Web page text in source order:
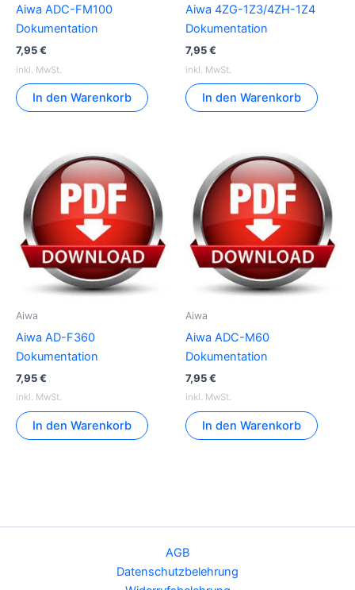
Aiwa ADC-FM100
Dokumentation
7,95€
inkl. MwSt.
In den Warenkorb
Aiwa 4ZG-1Z3/4ZH-1Z4
Dokumentation
7,95€
inkl. MwSt.
In den Warenkorb
Aiwa
Aiwa AD-F360
Dokumentation
7,95€
inkl. MwSt.
In den Warenkorb
Aiwa
Aiwa ADC-M60
Dokumentation
7,95€
inkl. MwSt.
In den Warenkorb
AGB
Datenschutzbelehrung